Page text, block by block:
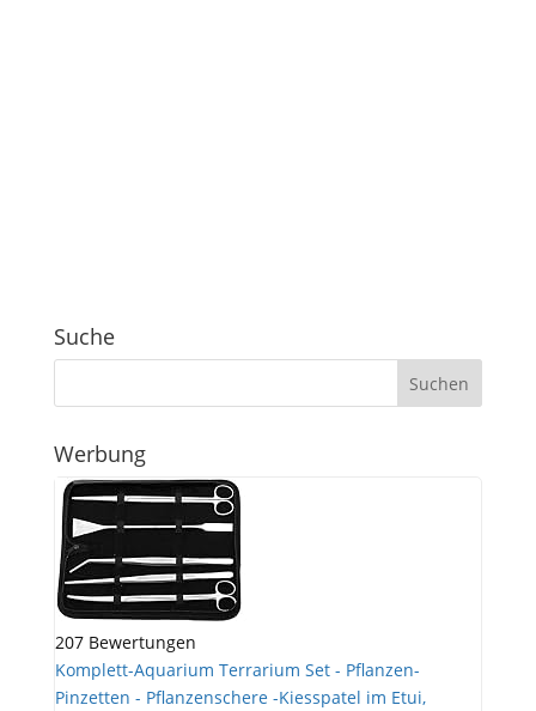
Suche
Werbung
207 Bewertungen
Komplett-Aquarium Terrarium Set - Pflanzen-
Pinzetten - Pflanzenschere -Kiesspatel im Etui,